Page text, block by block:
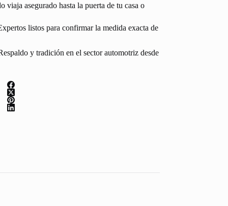
asegurado hasta la puerta de tu casa o
listos para confirmar la medida exacta de
y tradición en el sector automotriz desde